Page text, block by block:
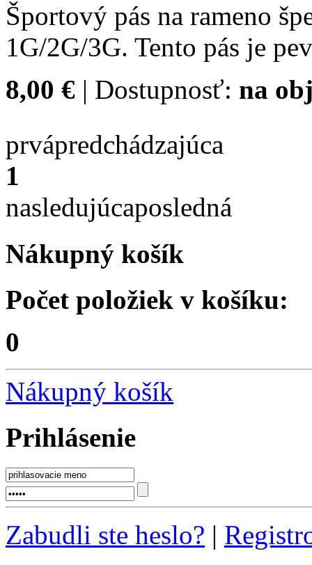
Športový pás na rameno
1G/2G/3G. Tento pás je
8,00 € | Dostupnosť: na
prvápredchádzajúca
1
nasledujúcaposledná
Nákupný košík
Počet položiek v košíku:
0
Nákupný košík
Prihlásenie
Zabudli ste heslo? |